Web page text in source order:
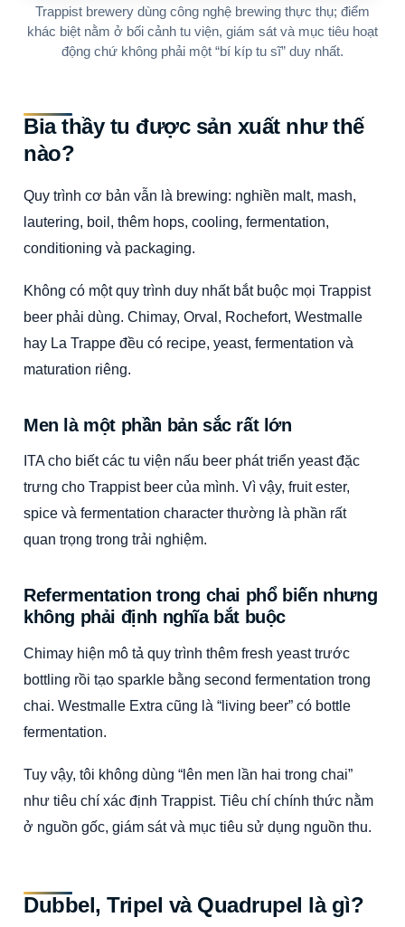
Trappist brewery dùng công nghệ brewing thực thụ; điểm
khác biệt nằm ở bối cảnh tu viện, giám sát và mục tiêu hoạt
động chứ không phải một “bí kíp tu sĩ” duy nhất.
Bia thầy tu được sản xuất như thế
nào?
Quy trình cơ bản vẫn là brewing: nghiền malt, mash,
lautering, boil, thêm hops, cooling, fermentation,
conditioning và packaging.
Không có một quy trình duy nhất bắt buộc mọi Trappist
beer phải dùng. Chimay, Orval, Rochefort, Westmalle
hay La Trappe đều có recipe, yeast, fermentation và
maturation riêng.
Men là một phần bản sắc rất lớn
ITA cho biết các tu viện nấu beer phát triển yeast đặc
trưng cho Trappist beer của mình. Vì vậy, fruit ester,
spice và fermentation character thường là phần rất
quan trọng trong trải nghiệm.
Refermentation trong chai phổ biến nhưng
không phải định nghĩa bắt buộc
Chimay hiện mô tả quy trình thêm fresh yeast trước
bottling rồi tạo sparkle bằng second fermentation trong
chai. Westmalle Extra cũng là “living beer” có bottle
fermentation.
Tuy vậy, tôi không dùng “lên men lần hai trong chai”
như tiêu chí xác định Trappist. Tiêu chí chính thức nằm
ở nguồn gốc, giám sát và mục tiêu sử dụng nguồn thu.
Dubbel, Tripel và Quadrupel là gì?